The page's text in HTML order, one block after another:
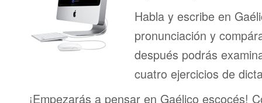
Habla y escribe en
pronunciación y
después podrás
cuatro ejercicios de
¡Empezarás a pensar en Gaélico escocés!